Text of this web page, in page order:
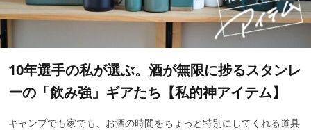
10年選手の私が選ぶ。酒が無限に捗るスタンレ
ーの「飲み強」ギアたち【私的神アイテム】
キャンプでも家でも、お酒の時間をちょっと特別にしてくれる道具